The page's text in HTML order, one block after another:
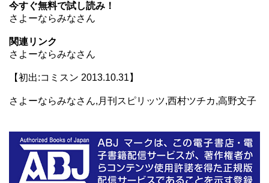
今すぐ無料で試し読み！
さよーならみなさん
関連リンク
さよーならみなさん
【初出:コミスン 2013.10.31】
さよーならみなさん,月刊スピリッツ,西村ツチカ,高野文子